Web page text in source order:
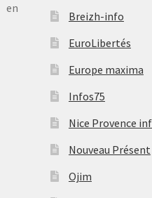
en
Breizh-info
EuroLibertés
Europe maxima
Infos75
Nice Provence
Nouveau Présent
Ojim